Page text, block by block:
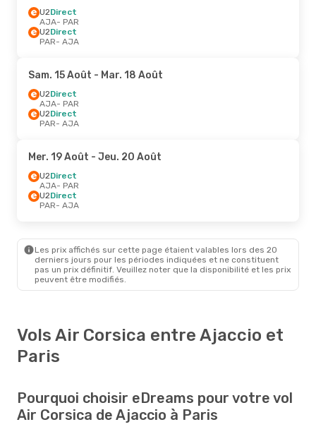
U2Direct
AJA- PAR
U2Direct
PAR- AJA
Sam. 15 Août - Mar. 18 Août
U2Direct
AJA- PAR
U2Direct
PAR- AJA
Mer. 19 Août - Jeu. 20 Août
U2Direct
AJA- PAR
U2Direct
PAR- AJA
Les prix affichés sur cette page étaient valables lors des 20
derniers jours pour les périodes indiquées et ne constituent
pas un prix définitif. Veuillez noter que la disponibilité et les prix
peuvent être modifiés.
Vols Air Corsica entre Ajaccio et
Paris
Pourquoi choisir eDreams pour votre vol
Air Corsica de Ajaccio à Paris